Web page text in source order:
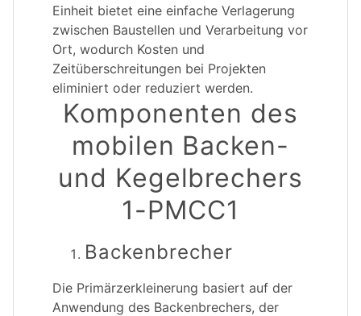
Einheit bietet eine einfache Verlagerung
zwischen Baustellen und Verarbeitung vor
Ort, wodurch Kosten und
Zeitüberschreitungen bei Projekten
eliminiert oder reduziert werden.
Komponenten des
mobilen Backen-
und Kegelbrechers
1-PMCC1
Backenbrecher
Die Primärzerkleinerung basiert auf der
Anwendung des Backenbrechers, der